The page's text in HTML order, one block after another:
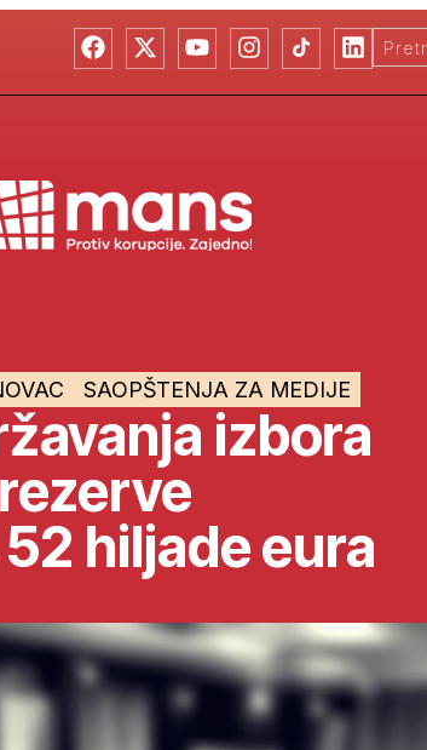
SAOPŠTENJA ZA MEDIJE
izbora
hiljade eura